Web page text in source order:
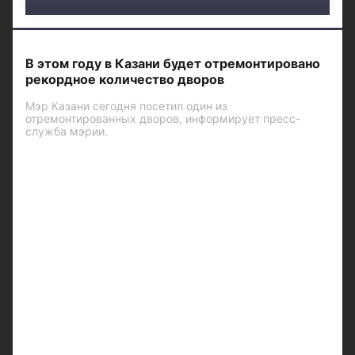
В этом году в Казани будет отремонтировано
рекордное количество дворов
Мэр Казани сегодня посетил один из
отремонтированных дворов, информирует пресс-
служба мэрии.